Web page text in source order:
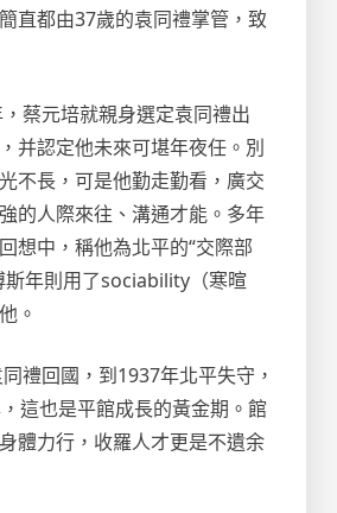
直都由37歲的袁同禮掌管，致
蔡元培就親身選定袁同禮出
并認定他未來可堪年夜任。別
不長，可是他勤走勤看，廣交
的人際來往、溝通才能。多年
想中，稱他為北平的“交際部
斯年則用了sociability（寒暄
。
禮回國，到1937年北平失守，
這也是平館成長的黃金期。館
體力行，收羅人才更是不遺余